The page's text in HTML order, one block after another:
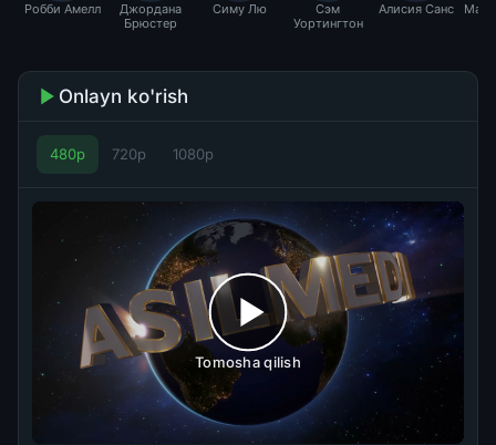
Робби Амелл
Джордана
Брюстер
Симу Лю
Сэм
Уортингтон
Алисия Санс
Onlayn ko'rish
480p 720p 1080p
Tomosha qilish